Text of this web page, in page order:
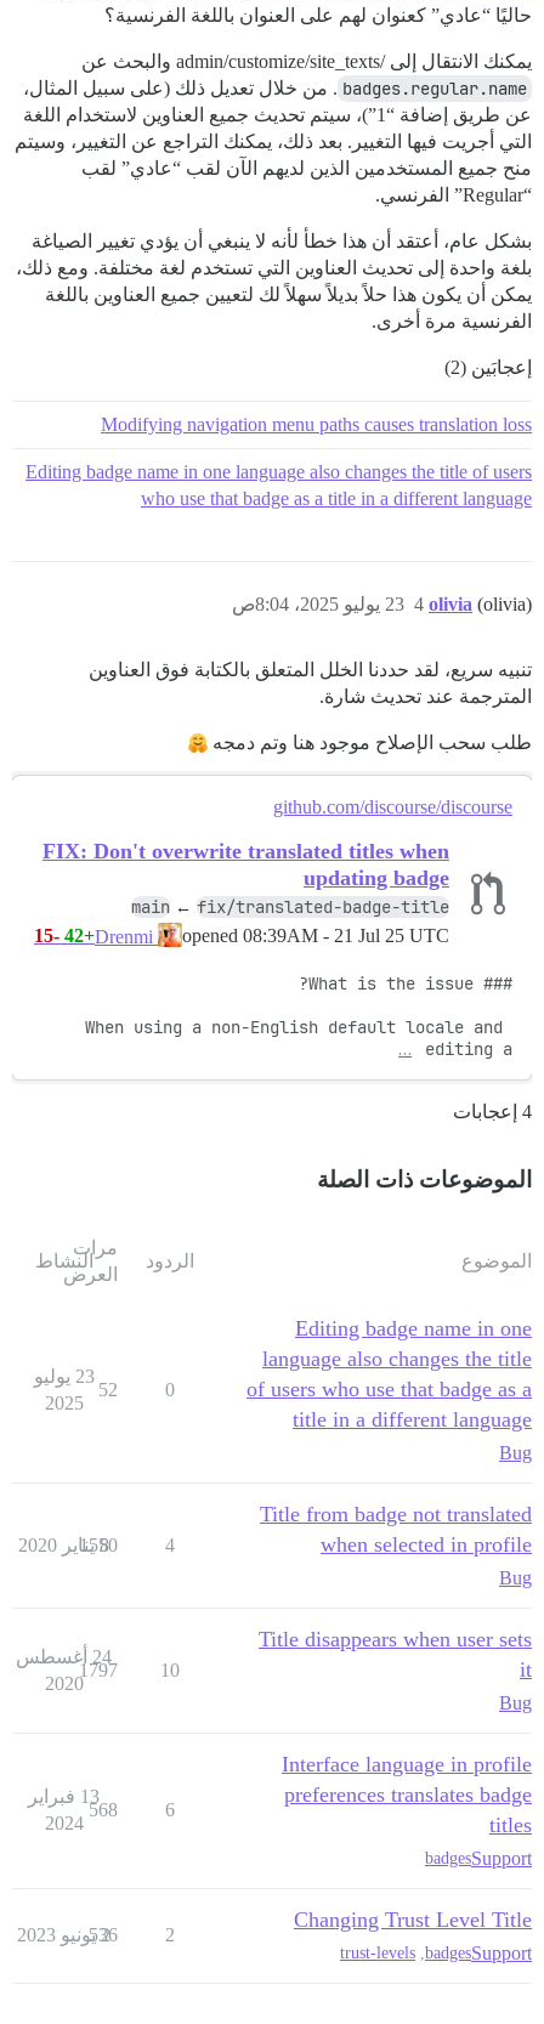
حاليًا “عادي” كعنوان لهم على العنوان باللغة الفرنسية؟
يمكنك الانتقال إلى /admin/customize/site_texts والبحث عن
badges.regular.name . من خلال تعديل ذلك (على سبيل المثال،
عن طريق إضافة “1”)، سيتم تحديث جميع العناوين لاستخدام اللغة
التي أجريت فيها التغيير. بعد ذلك، يمكنك التراجع عن التغيير، وسيتم
منح جميع المستخدمين الذين لديهم الآن لقب “عادي” لقب
“Regular” الفرنسي.
بشكل عام، أعتقد أن هذا خطأ لأنه لا ينبغي أن يؤدي تغيير الصياغة
بلغة واحدة إلى تحديث العناوين التي تستخدم لغة مختلفة. ومع ذلك،
يمكن أن يكون هذا حلاً بديلاً سهلاً لك لتعيين جميع العناوين باللغة
الفرنسية مرة أخرى.
إعجابَين (2)
Modifying navigation menu paths causes translation loss
Editing badge name in one language also changes the title of users
who use that badge as a title in a different language
olivia (olivia) 23 يوليو 2025، 8:04ص 4
تنبيه سريع، لقد حددنا الخلل المتعلق بالكتابة فوق العناوين
المترجمة عند تحديث شارة.
طلب سحب الإصلاح موجود هنا وتم دمجه
github.com/discourse/discourse
FIX: Don't overwrite translated titles when
updating badge
main ← fix/translated-badge-title
opened 08:39AM - 21 Jul 25 UTC
+42
-15
When using a non-English default locale and
editing a
…
4 إعجابات
الموضوعات ذات الصلة
الموضوع الردود
مرات
العرض
النشاط
Editing badge name in one
language also changes the title
of users who use that badge as a
title in a different language
Bug
0
52
23 يوليو
2025
Title from badge not translated
when selected in profile
Bug
4
1550
8 يناير 2020
Title disappears when user sets
it
Bug
10
1797
24 أغسطس
2020
Interface language in profile
preferences translates badge
titles
Support
badges
6
568
13 فبراير
2024
Changing Trust Level Title
Support
badges
,
trust-levels
2
536
2 يونيو 2023